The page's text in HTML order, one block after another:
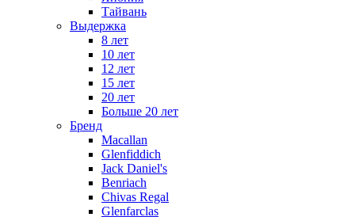
Тайвань
Выдержка
8 лет
10 лет
12 лет
15 лет
20 лет
Больше 20 лет
Бренд
Macallan
Glenfiddich
Jack Daniel's
Benriach
Chivas Regal
Glenfarclas